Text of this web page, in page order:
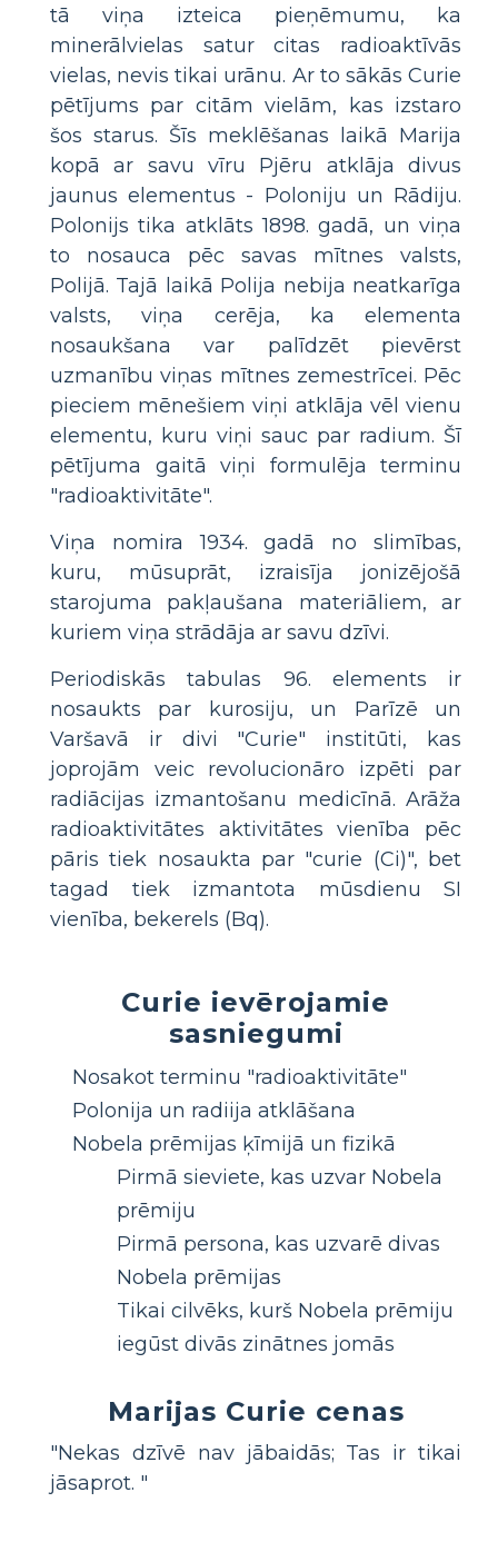
tā viņa izteica pieņēmumu, ka
minerālvielas satur citas radioaktīvās
vielas, nevis tikai urānu. Ar to sākās Curie
pētījums par citām vielām, kas izstaro
šos starus. Šīs meklēšanas laikā Marija
kopā ar savu vīru Pjēru atklāja divus
jaunus elementus - Poloniju un Rādiju.
Polonijs tika atklāts 1898. gadā, un viņa
to nosauca pēc savas mītnes valsts,
Polijā. Tajā laikā Polija nebija neatkarīga
valsts, viņa cerēja, ka elementa
nosaukšana var palīdzēt pievērst
uzmanību viņas mītnes zemestrīcei. Pēc
pieciem mēnešiem viņi atklāja vēl vienu
elementu, kuru viņi sauc par radium. Šī
pētījuma gaitā viņi formulēja terminu
"radioaktivitāte".
Viņa nomira 1934. gadā no slimības,
kuru, mūsuprāt, izraisīja jonizējošā
starojuma pakļaušana materiāliem, ar
kuriem viņa strādāja ar savu dzīvi.
Periodiskās tabulas 96. elements ir
nosaukts par kurosiju, un Parīzē un
Varšavā ir divi "Curie" institūti, kas
joprojām veic revolucionāro izpēti par
radiācijas izmantošanu medicīnā. Arāža
radioaktivitātes aktivitātes vienība pēc
pāris tiek nosaukta par "curie (Ci)", bet
tagad tiek izmantota mūsdienu SI
vienība, bekerels (Bq).
Curie ievērojamie
sasniegumi
Nosakot terminu "radioaktivitāte"
Polonija un radiija atklāšana
Nobela prēmijas ķīmijā un fizikā
Pirmā sieviete, kas uzvar Nobela
prēmiju
Pirmā persona, kas uzvarē divas
Nobela prēmijas
Tikai cilvēks, kurš Nobela prēmiju
iegūst divās zinātnes jomās
Marijas Curie cenas
"Nekas dzīvē nav jābaidās; Tas ir tikai
jāsaprot. "